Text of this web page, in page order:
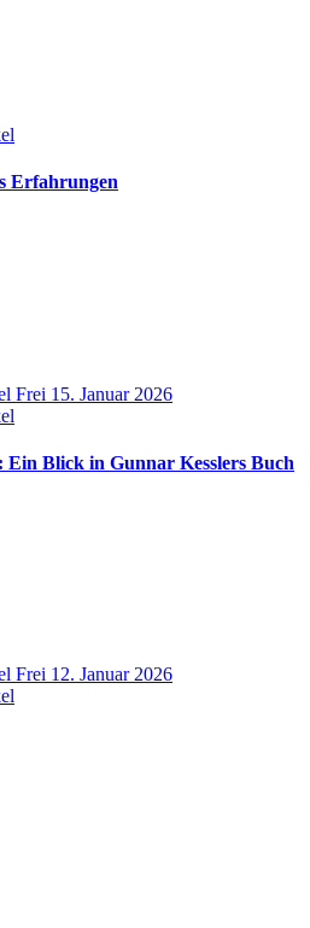
Erfahrungen
Frei 15. Januar 2026
Ein Blick in Gunnar Kesslers Buch
Frei 12. Januar 2026